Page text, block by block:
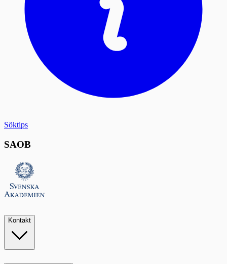
Söktips
SAOB
Kontakt